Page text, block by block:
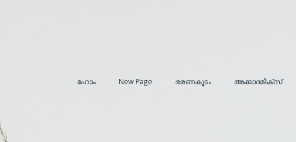
ഹോം New Page ഭരണകൂടം അക്കാദമിക്സ്